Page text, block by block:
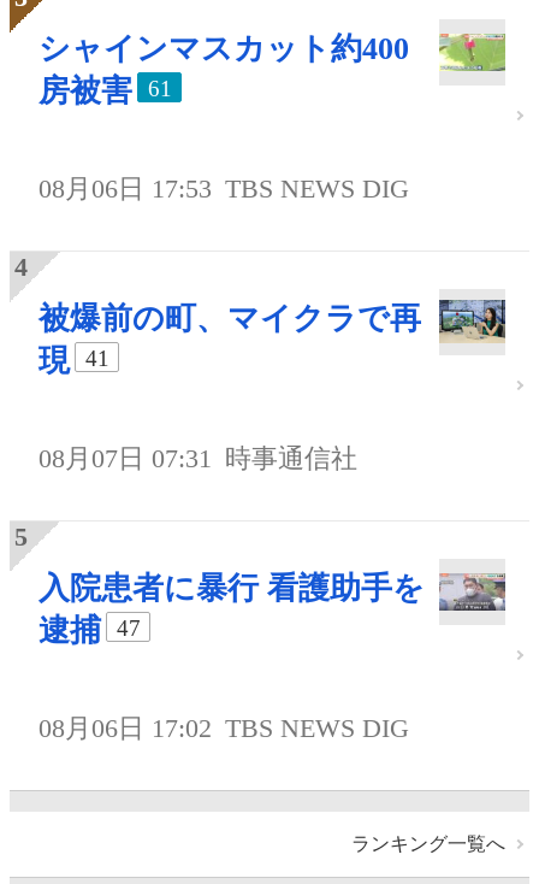
シャインマスカット約400
房被害
61
08月06日 17:53 TBS NEWS DIG
被爆前の町、マイクラで再
現
41
08月07日 07:31 時事通信社
入院患者に暴行 看護助手を
逮捕
47
08月06日 17:02 TBS NEWS DIG
ランキング一覧へ